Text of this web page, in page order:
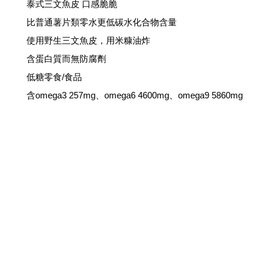
泰式三文魚皮 口感脆脆
比普通薯片類零水更低碳水化合物含量
使用野生三文魚皮，用米糠油炸
含蛋白質而無防腐劑
低糖零食/食品
含omega3 257mg、omega6 4600mg、omega9 5860mg